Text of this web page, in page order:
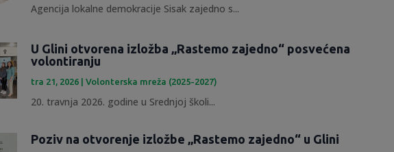
Agencija lokalne demokracije Sisak zajedno s...
U Glini otvorena izložba „Rastemo zajedno“ posvećena
volontiranju
tra 21, 2026 |Volonterska mreža (2025-2027)
20. travnja 2026. godine u Srednjoj školi...
Poziv na otvorenje izložbe „Rastemo zajedno“ u Glini